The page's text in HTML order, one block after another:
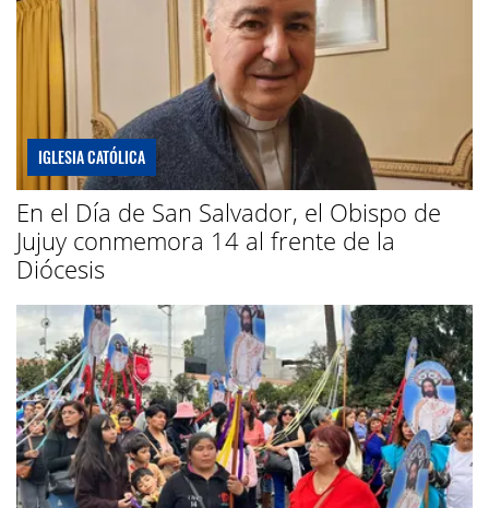
IGLESIA CATÓLICA
En el Día de San Salvador, el Obispo de
Jujuy conmemora 14 al frente de la
Diócesis